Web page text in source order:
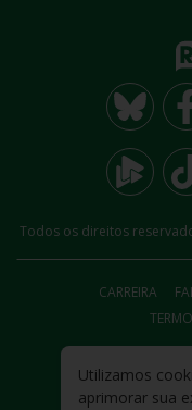
Todos os direitos
CARREIRA
Utilizamos
aprimorar sua